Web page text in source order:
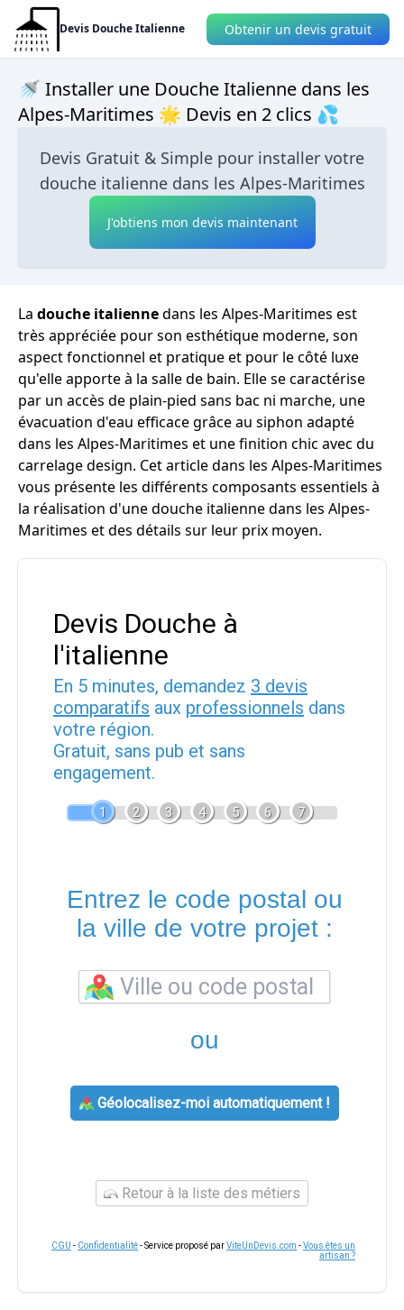
Devis Douche Italienne Obtenir un devis gratuit
🚿 Installer une Douche Italienne dans les
Alpes-Maritimes 🌟 Devis en 2 clics 💦
Devis Gratuit & Simple pour installer votre
douche italienne dans les Alpes-Maritimes
J'obtiens mon devis maintenant
La douche italiennedans les Alpes-Maritimes est
très appréciée pour son esthétique moderne, son
aspect fonctionnel et pratique et pour le côté luxe
qu'elle apporte à la salle de bain. Elle se caractérise
par un accès de plain-pied sans bac ni marche, une
évacuation d'eau efficace grâce au siphon adapté
dans les Alpes-Maritimes et une finition chic avec du
carrelage design. Cet article dans les Alpes-Maritimes
vous présente les différents composants essentiels à
la réalisation d'une douche italienne dans les Alpes-
Maritimes et des détails sur leur prix moyen.
Devis Douche à
l'italienne
En 5 minutes, demandez 3 devis
comparatifs aux professionnels dans
votre région.
Gratuit, sans pub et sans
engagement.
1 2 3 4 5 6 7
Entrez le code postal ou
la ville de votre projet :
ou
Géolocalisez-moi automatiquement !
Retour à la liste des métiers
CGU - Confidentialité- Service proposé parViteUnDevis.com -Vous êtes un
artisan ?